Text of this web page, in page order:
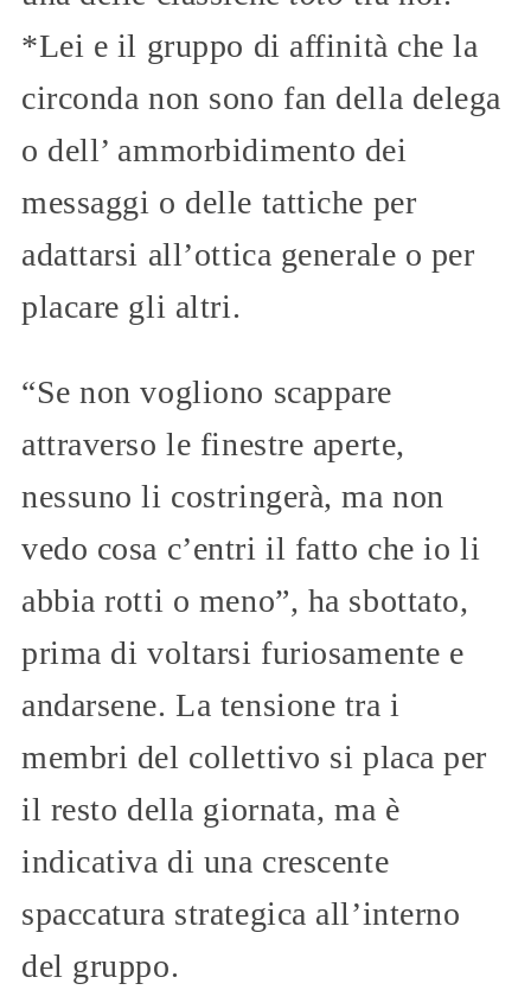
*Lei e il gruppo di affinità che la
circonda non sono fan della delega
o dell’ ammorbidimento dei
messaggi o delle tattiche per
adattarsi all’ottica generale o per
placare gli altri.
“Se non vogliono scappare
attraverso le finestre aperte,
nessuno li costringerà, ma non
vedo cosa c’entri il fatto che io li
abbia rotti o meno”, ha sbottato,
prima di voltarsi furiosamente e
andarsene. La tensione tra i
membri del collettivo si placa per
il resto della giornata, ma è
indicativa di una crescente
spaccatura strategica all’interno
del gruppo.